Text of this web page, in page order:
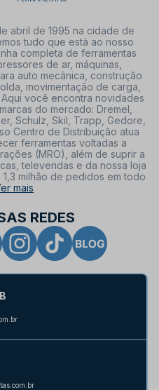
abril de 1995 na cidade de
tudo que está ao nosso
completa de ferramentas
de ar, máquinas,
auto mecânica, construção
movimentação de carga,
você encontra novidades
do mercado: Dremel,
Schulz, Skil, Trapp, Gedore,
Centro de Distribuição atua
ferramentas voltadas a
(MRO), além de suprir a
televendas e da nossa loja
milhão de pedidos em todo
mais
REDES